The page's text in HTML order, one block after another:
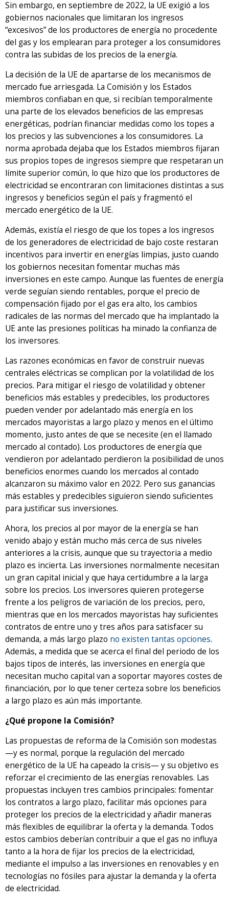
Sin embargo, en septiembre de 2022, la UE exigió a los
gobiernos nacionales que limitaran los ingresos
“excesivos” de los productores de energía no procedente
del gas y los emplearan para proteger a los consumidores
contra las subidas de los precios de la energía.
La decisión de la UE de apartarse de los mecanismos de
mercado fue arriesgada. La Comisión y los Estados
miembros confiaban en que, si recibían temporalmente
una parte de los elevados beneficios de las empresas
energéticas, podrían financiar medidas como los topes a
los precios y las subvenciones a los consumidores. La
norma aprobada dejaba que los Estados miembros fijaran
sus propios topes de ingresos siempre que respetaran un
límite superior común, lo que hizo que los productores de
electricidad se encontraran con limitaciones distintas a sus
ingresos y beneficios según el país y fragmentó el
mercado energético de la UE.
Además, existía el riesgo de que los topes a los ingresos
de los generadores de electricidad de bajo coste restaran
incentivos para invertir en energías limpias, justo cuando
los gobiernos necesitan fomentar muchas más
inversiones en este campo. Aunque las fuentes de energía
verde seguían siendo rentables, porque el precio de
compensación fijado por el gas era alto, los cambios
radicales de las normas del mercado que ha implantado la
UE ante las presiones políticas ha minado la confianza de
los inversores.
Las razones económicas en favor de construir nuevas
centrales eléctricas se complican por la volatilidad de los
precios. Para mitigar el riesgo de volatilidad y obtener
beneficios más estables y predecibles, los productores
pueden vender por adelantado más energía en los
mercados mayoristas a largo plazo y menos en el último
momento, justo antes de que se necesite (en el llamado
mercado al contado). Los productores de energía que
vendieron por adelantado perdieron la posibilidad de unos
beneficios enormes cuando los mercados al contado
alcanzaron su máximo valor en 2022. Pero sus ganancias
más estables y predecibles siguieron siendo suficientes
para justificar sus inversiones.
Ahora, los precios al por mayor de la energía se han
venido abajo y están mucho más cerca de sus niveles
anteriores a la crisis, aunque que su trayectoria a medio
plazo es incierta. Las inversiones normalmente necesitan
un gran capital inicial y que haya certidumbre a la larga
sobre los precios. Los inversores quieren protegerse
frente a los peligros de variación de los precios, pero,
mientras que en los mercados mayoristas hay suficientes
contratos de entre uno y tres años para satisfacer su
demanda, a más largo plazo no existen tantas opciones.
Además, a medida que se acerca el final del periodo de los
bajos tipos de interés, las inversiones en energía que
necesitan mucho capital van a soportar mayores costes de
financiación, por lo que tener certeza sobre los beneficios
a largo plazo es aún más importante.
¿Qué propone la Comisión?
Las propuestas de reforma de la Comisión son modestas
—y es normal, porque la regulación del mercado
energético de la UE ha capeado la crisis— y su objetivo es
reforzar el crecimiento de las energías renovables. Las
propuestas incluyen tres cambios principales: fomentar
los contratos a largo plazo, facilitar más opciones para
proteger los precios de la electricidad y añadir maneras
más flexibles de equilibrar la oferta y la demanda. Todos
estos cambios deberían contribuir a que el gas no influya
tanto a la hora de fijar los precios de la electricidad,
mediante el impulso a las inversiones en renovables y en
tecnologías no fósiles para ajustar la demanda y la oferta
de electricidad.